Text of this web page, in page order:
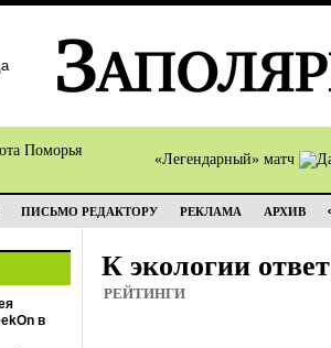
Поморья
«Легендарный» матч
ПИСЬМО РЕДАКТОРУ РЕКЛАМА АРХИВ
в
К экологии
РЕЙТИНГИ